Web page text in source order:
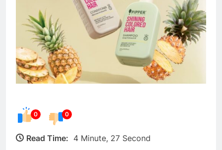
0 0
Read Time: 4 Minute, 27 Second